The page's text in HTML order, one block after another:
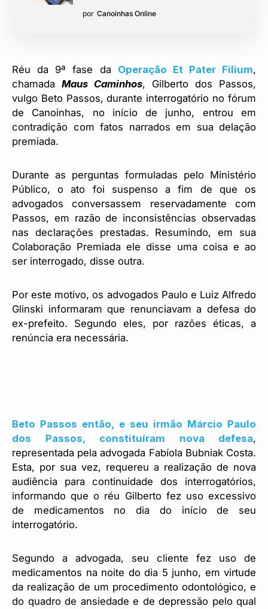
por Canoinhas Online
Réu da 9ª fase da Operação Et Pater Filium,
chamada Maus Caminhos, Gilberto dos Passos,
vulgo Beto Passos, durante interrogatório no fórum
de Canoinhas, no início de junho, entrou em
contradição com fatos narrados em sua delação
premiada.
Durante as perguntas formuladas pelo Ministério
Público, o ato foi suspenso a fim de que os
advogados conversassem reservadamente com
Passos, em razão de inconsistências observadas
nas declarações prestadas. Resumindo, em sua
Colaboração Premiada ele disse uma coisa e ao
ser interrogado, disse outra.
Por este motivo, os advogados Paulo e Luiz Alfredo
Glinski informaram que renunciavam a defesa do
ex-prefeito. Segundo eles, por razões éticas, a
renúncia era necessária.
Beto Passos então, e seu irmão Márcio Paulo
dos Passos, constituíram nova defesa,
representada pela advogada Fabíola Bubniak Costa.
Esta, por sua vez, requereu a realização de nova
audiência para continuidade dos interrogatórios,
informando que o réu Gilberto fez uso excessivo
de medicamentos no dia do início de seu
interrogatório.
Segundo a advogada, seu cliente fez uso de
medicamentos na noite do dia 5 junho, em virtude
da realização de um procedimento odontológico, e
do quadro de ansiedade e de depressão pelo qual